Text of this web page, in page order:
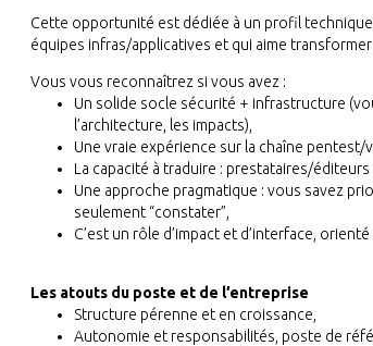
Cette opportunité est dédiée à un profil technique
équipes infras/applicatives et qui aime
Vous vous reconnaîtrez si vous avez :
Un solide socle sécurité + infrastructure
l’architecture, les impacts),
Une vraie expérience sur la chaîne
La capacité à traduire : prestataires/
Une approche pragmatique : vous savez
seulement “constater”,
C’est un rôle d’impact et d’interface,
Les atouts du poste et de l’entreprise
Structure pérenne et en croissance,
Autonomie et responsabilités, poste de